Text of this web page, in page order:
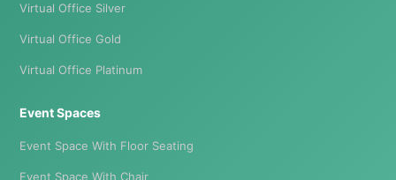
Virtual Office Silver
Virtual Office Gold
Virtual Office Platinum
Event Spaces
Event Space With Floor Seating
Event Space With Chair